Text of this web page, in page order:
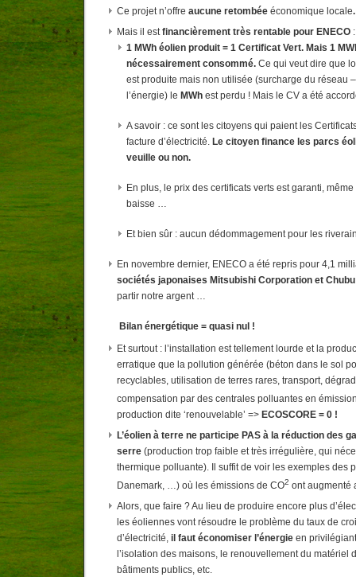
Ce projet n’offre aucune retombée économique locale.
Mais il estfinancièrement très rentable pour ENECO :
1 MWh éolien produit = 1 Certificat Vert. Mais 1
nécessairement consommé. Ce qui veut dire que
est produite mais non utilisée (surcharge du réseau
l’énergie) le MWh est perdu ! Mais le CV a été
A savoir : ce sont les citoyens qui paient les
facture d’électricité. Le citoyen finance les parcs
veuille ou non.
En plus, le prix des certificats verts est garanti,
baisse …
Et bien sûr : aucun dédommagement pour les
En novembre dernier, ENECO a été repris pour 4,1
sociétés japonaises Mitsubishi Corporation et Chubu
partir notre argent …
Bilan énergétique = quasi nul !
Et surtout : l’installation est tellement lourde et la
erratique que la pollution générée (béton dans le sol
recyclables, utilisation de terres rares, transport,
compensation par des centrales polluantes en
production dite ‘renouvelable’ => ECOSCORE = 0 !
L’éolien à terre ne participe PAS à la réduction des
serre (production trop faible et très irrégulière, qui
thermique polluante). Il suffit de voir les exemples des
Danemark, …) où les émissions de CO2 ont augmenté
Alors, que faire ? Au lieu de produire encore plus
les éoliennes vont résoudre le problème du taux de
d’électricité, il faut économiser l’énergie en
l’isolation des maisons, le renouvellement du matériel
bâtiments publics, etc.